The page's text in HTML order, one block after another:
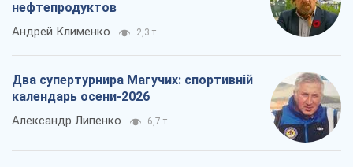
нефтепродуктов
Андрей Клименко 2,3 т.
Два супертурнира Магучих: спортивній
календарь осени-2026
Александр Липенко 6,7 т.